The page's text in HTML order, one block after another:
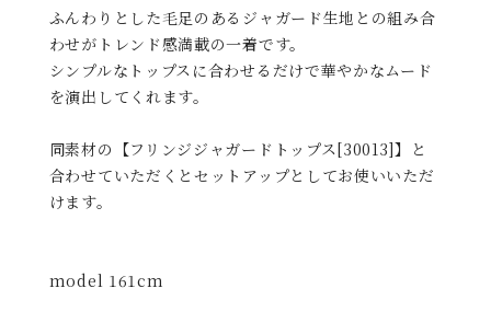
ふんわりとした毛足のあるジャガード生地との組み合
わせがトレンド感満載の一着です。
シンプルなトップスに合わせるだけで華やかなムード
を演出してくれます。
同素材の【フリンジジャガードトップス[30013]】と
合わせていただくとセットアップとしてお使いいただ
けます。
model 161cm